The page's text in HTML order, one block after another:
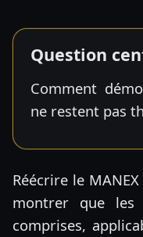
Question
Comment
ne restent pas
Réécrire le
montrer que les
comprises,